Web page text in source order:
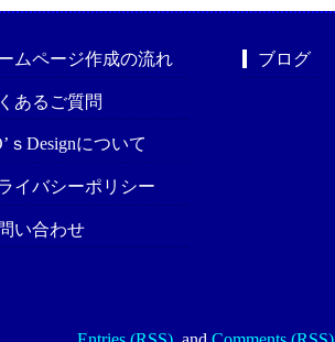
ムページ作成の流れ
あるご質問
ｓDesignについて
イバシーポリシー
い合わせ
ブログ